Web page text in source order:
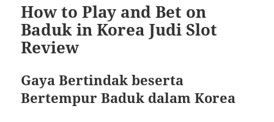
How to Play and Bet on
Baduk in Korea Judi Slot
Review
Gaya Bertindak beserta
Bertempur Baduk dalam Korea